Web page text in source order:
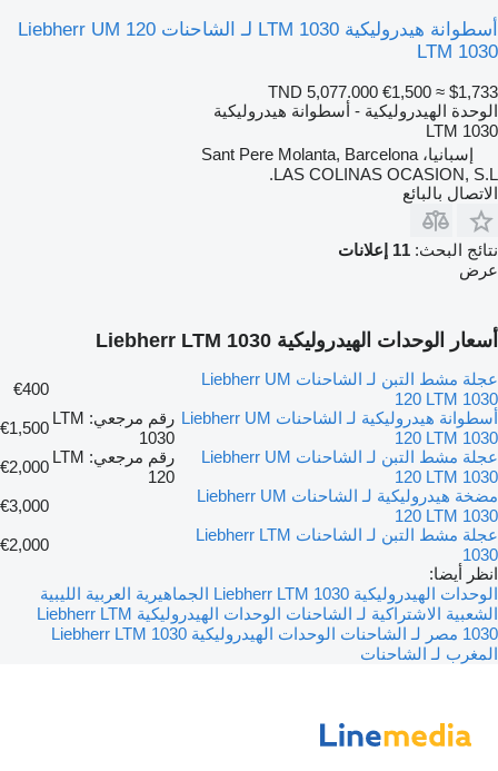
أسطوانة هيدروليكية LTM 1030 لـ الشاحنات Liebherr UM 120
LTM 1030
TND 5,077.000 €1,500 ≈ $1,733
الوحدة الهيدروليكية - أسطوانة هيدروليكية
LTM 1030
إسبانيا، Sant Pere Molanta, Barcelona
LAS COLINAS OCASION, S.L.
الاتصال بالبائع
نتائج البحث: 11 إعلانات
عرض
أسعار الوحدات الهيدروليكية Liebherr LTM 1030
عجلة مشط التبن لـ الشاحنات Liebherr UM
120 LTM 1030
€400
أسطوانة هيدروليكية لـ الشاحنات Liebherr UM
120 LTM 1030
رقم مرجعي: LTM
1030
€1,500
عجلة مشط التبن لـ الشاحنات Liebherr UM
120 LTM 1030
رقم مرجعي: LTM
120
€2,000
مضخة هيدروليكية لـ الشاحنات Liebherr UM
120 LTM 1030
€3,000
عجلة مشط التبن لـ الشاحنات Liebherr LTM
1030
€2,000
انظر أيضا:
الوحدات الهيدروليكية Liebherr LTM 1030 الجماهيرية العربية الليبية
الشعبية الاشتراكية لـ الشاحنات
الوحدات الهيدروليكية Liebherr LTM
1030 مصر لـ الشاحنات
الوحدات الهيدروليكية Liebherr LTM 1030
المغرب لـ الشاحنات